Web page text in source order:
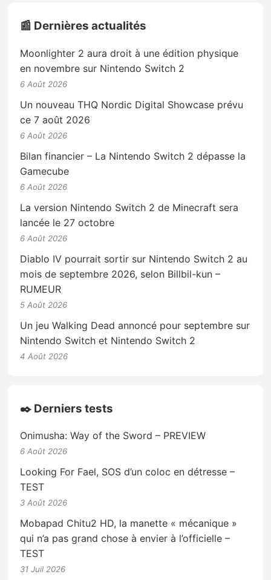
📰 Dernières actualités
Moonlighter 2 aura droit à une édition physique
en novembre sur Nintendo Switch 2
6 Août 2026
Un nouveau THQ Nordic Digital Showcase prévu
ce 7 août 2026
6 Août 2026
Bilan financier – La Nintendo Switch 2 dépasse la
Gamecube
6 Août 2026
La version Nintendo Switch 2 de Minecraft sera
lancée le 27 octobre
6 Août 2026
Diablo IV pourrait sortir sur Nintendo Switch 2 au
mois de septembre 2026, selon Billbil-kun –
RUMEUR
5 Août 2026
Un jeu Walking Dead annoncé pour septembre sur
Nintendo Switch et Nintendo Switch 2
4 Août 2026
✒️ Derniers tests
Onimusha: Way of the Sword – PREVIEW
6 Août 2026
Looking For Fael, SOS d’un coloc en détresse –
TEST
3 Août 2026
Mobapad Chitu2 HD, la manette « mécanique »
qui n’a pas grand chose à envier à l’officielle –
TEST
31 Juil 2026